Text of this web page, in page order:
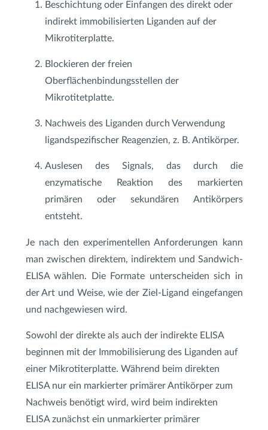
Beschichtung oder Einfangen des direkt oder
indirekt immobilisierten Liganden auf der
Mikrotiterplatte.
Blockieren der freien
Oberflächenbindungsstellen der
Mikrotitetplatte.
Nachweis des Liganden durch Verwendung
ligandspezifischer Reagenzien, z. B. Antikörper.
Auslesen des Signals, das durch die
enzymatische Reaktion des markierten
primären oder sekundären Antikörpers
entsteht.
Je nach den experimentellen Anforderungen kann
man zwischen direktem, indirektem und Sandwich-
ELISA wählen. Die Formate unterscheiden sich in
der Art und Weise, wie der Ziel-Ligand eingefangen
und nachgewiesen wird.
Sowohl der direkte als auch der indirekte ELISA
beginnen mit der Immobilisierung des Liganden auf
einer Mikrotiterplatte. Während beim direkten
ELISA nur ein markierter primärer Antikörper zum
Nachweis benötigt wird, wird beim indirekten
ELISA zunächst ein unmarkierter primärer